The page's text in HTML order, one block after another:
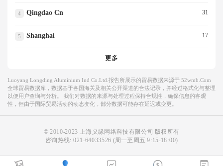
4 Qingdao Cn 31
5 Shanghai 17
更多
Luoyang Longding Aluminium Ind Co.ltd.报告所展示的贸易数据来源于 52wmb.com
全球贸易数据库，数据基于各国海关及相关公开渠道的合法记录，并经过格式化与整理
以便用户查询与分析。 我们对数据的来源与处理过程保持合规性，确保信息的客观
性，但由于国际贸易活动的动态变化，部分数据可能存在延迟或变更。
© 2010-2023 上海义缘网络科技有限公司 版权所有
咨询热线:021-64033526 (周一至周五 9:15-18:00)